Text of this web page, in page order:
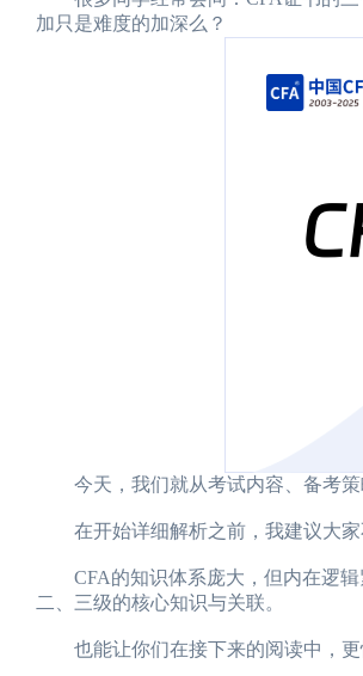
加只是难度的加深么？
今天，我们就从考试内容、备考策
在开始详细解析之前，我建议大家
CFA的知识体系庞大，但内在逻辑
二、三级的核心知识与关联。
也能让你们在接下来的阅读中，更